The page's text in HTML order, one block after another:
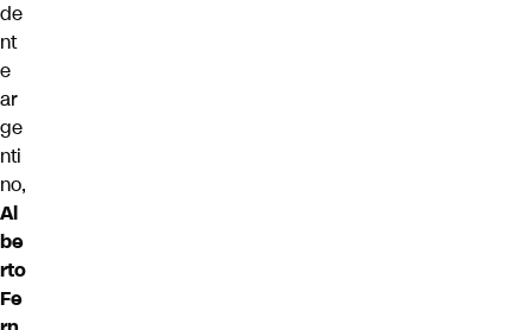
de
nt
e
ar
ge
nti
no,
Al
be
rto
Fe